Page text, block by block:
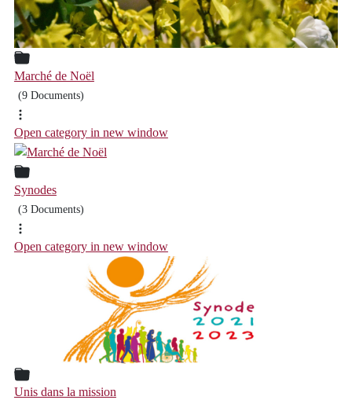
Marché de Noël
(9 Documents)
Open category in new window
Synodes
(3 Documents)
Open category in new window
Unis dans la mission